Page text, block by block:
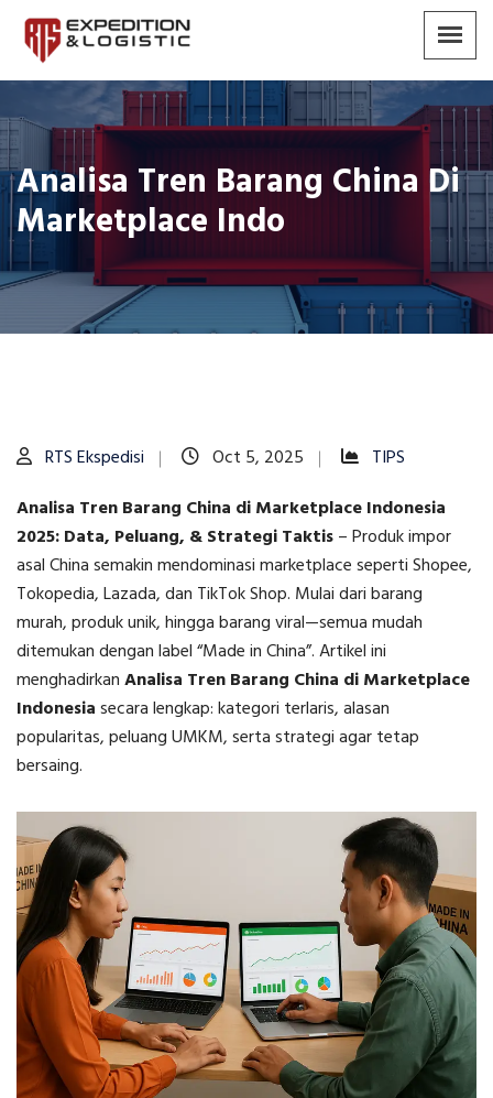
Analisa Tren Barang China Di
Marketplace Indo
RTS Ekspedisi Oct 5, 2025
TIPS
Analisa Tren Barang China di Marketplace Indonesia
2025: Data, Peluang, & Strategi Taktis–Produk impor
asal China semakin mendominasi marketplace seperti Shopee,
Tokopedia, Lazada, dan TikTok Shop. Mulai dari barang
murah, produk unik, hingga barang viral—semua mudah
ditemukan dengan label “Made in China”. Artikel ini
menghadirkanAnalisa Tren Barang China di Marketplace
Indonesiasecara lengkap: kategori terlaris, alasan
popularitas, peluang UMKM, serta strategi agar tetap
bersaing.